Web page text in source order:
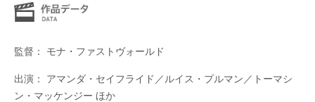
監督： モナ・ファストヴォールド
出演： アマンダ・セイフライド／ルイス・プルマン／トーマシ
ン・マッケンジー ほか